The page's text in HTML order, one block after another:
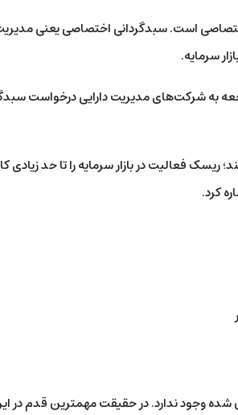
است. سبدگردانی اختصاصی یعنی
سرمایه.
به شرکت‌های مدیریت دارایی درخواست
ریسک فعالیت در بازار سرمایه را تا حد
کرد.
وجود ندارد. در حقیقت مهمترین قدم در